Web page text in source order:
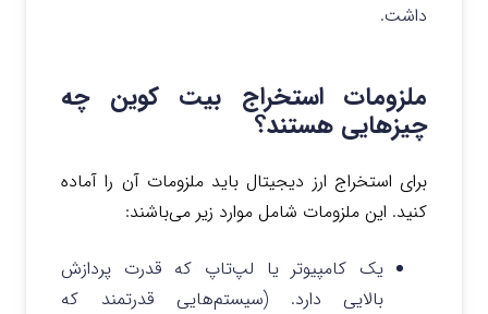
داشت.
ملزومات استخراج بیت کوین چه
چیزهایی هستند؟
برای استخراج ارز دیجیتال باید ملزومات آن را آماده
کنید. این ملزومات شامل موارد زیر می‌باشند:
یک کامپیوتر یا لپ‌تاپ که قدرت پردازش
بالایی دارد. (سیستم‌هایی قدرتمند که